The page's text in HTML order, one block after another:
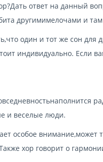
?Дать ответ на данный
другимимелочами и там
один и тот же сон
индивидуально. Если
и веселые люди.
особое внимание,может
хор говорит о